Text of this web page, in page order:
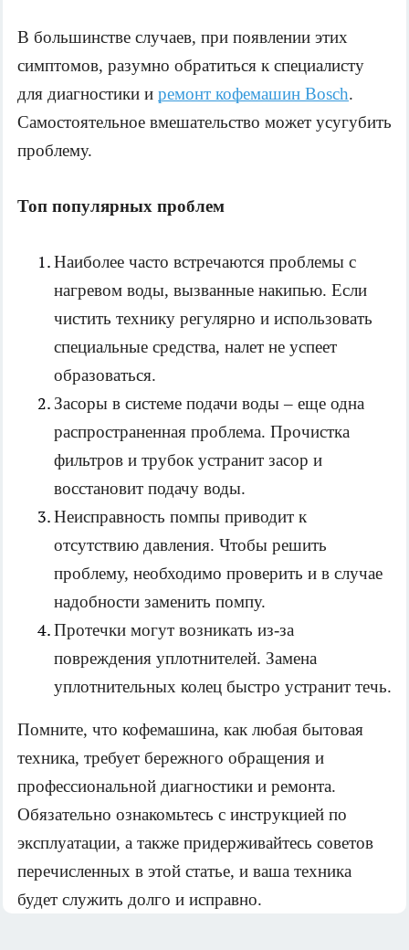
В большинстве случаев, при появлении этих
симптомов, разумно обратиться к специалисту
для диагностики и ремонт кофемашин Bosch.
Самостоятельное вмешательство может усугубить
проблему.
Топ популярных проблем
Наиболее часто встречаются проблемы с
нагревом воды, вызванные накипью. Если
чистить технику регулярно и использовать
специальные средства, налет не успеет
образоваться.
Засоры в системе подачи воды – еще одна
распространенная проблема. Прочистка
фильтров и трубок устранит засор и
восстановит подачу воды.
Неисправность помпы приводит к
отсутствию давления. Чтобы решить
проблему, необходимо проверить и в случае
надобности заменить помпу.
Протечки могут возникать из-за
повреждения уплотнителей. Замена
уплотнительных колец быстро устранит течь.
Помните, что кофемашина, как любая бытовая
техника, требует бережного обращения и
профессиональной диагностики и ремонта.
Обязательно ознакомьтесь с инструкцией по
эксплуатации, а также придерживайтесь советов
перечисленных в этой статье, и ваша техника
будет служить долго и исправно.